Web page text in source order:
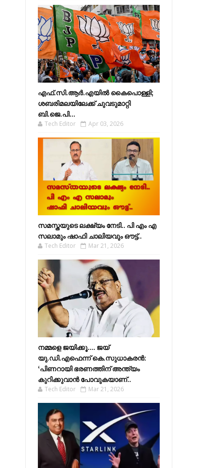
എഫ്​.സി.ആർ.എയിൽ കൈപൊള്ളി;
ശബരിമലയിലേക്ക്​ ചുവടുമാറ്റി
ബി.ജെ.പി...
Tech Editor Apr 03, 2026
സമസ്തയുടെ ലക്ഷ്യം നേടി.. പി എം എ
സലാമും ഷാഫി ചാലിയവും ഔട്ട്..
Tech Editor Mar 21, 2026
നമ്മളെ ജയിക്കൂ.... ജയ്
യു.ഡി.എഫെന്ന് കെ.സുധാകരൻ:
‘പിണറായി ഭരണത്തിന് അന്ത്യം
കുറിക്കുവാൻ പോവുകയാണ്..
Tech Editor Mar 21, 2026